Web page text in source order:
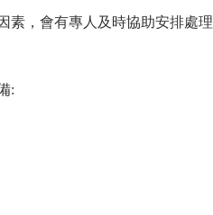
素，會有專人及時協助安排處理
: